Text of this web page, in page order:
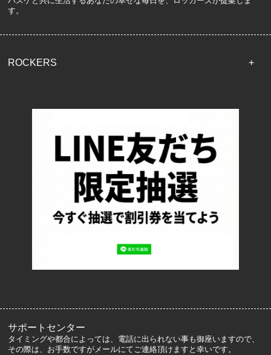
す。
ROCKERS
配送・送料について
お支払い方法について
特定商取引法に基づく表記
プライバシーポリシー
ロッカーズについて
サポートセンター
タイミングや都合によっては、電話に出られない事も御座いますので、
その際は、お手数ですがメールにてご連絡頂けますと幸いです。